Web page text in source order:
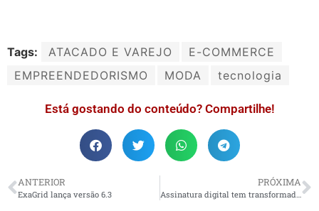
Tags: ATACADO E VAREJO
E-COMMERCE
EMPREENDEDORISMO
MODA tecnologia
Está gostando do conteúdo? Compartilhe!
ANTERIOR
ExaGrid lança versão 6.3
PRÓXIMA
Assinatura digital tem transformado empresas no país